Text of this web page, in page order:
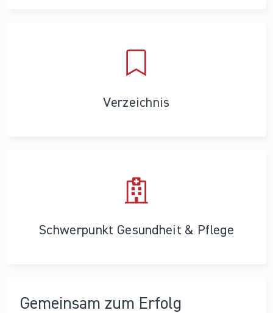
Verzeichnis
Schwerpunkt Gesundheit & Pflege
Gemeinsam zum Erfolg